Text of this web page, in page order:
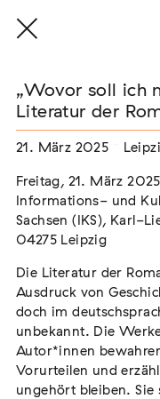
THE THREAD
DER HÄLT
Extern
22. Juli 2026 - 04.
Der Weg der
02. August 2026 -
„Wovor soll ich
Literatur der
21. März 2025
Freitag, 21. März
Informations- und
Sachsen (IKS), Karl-
04275 Leipzig
Die Literatur der
Ausdruck von
doch im
unbekannt. Die
Autor*innen
Vorurteilen und
ungehört bleiben. Sie